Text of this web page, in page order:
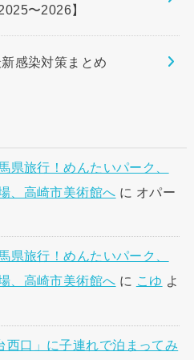
〜2026】
感染対策まとめ
県旅行！めんたいパーク、
、高崎市美術館へ に オパー
県旅行！めんたいパーク、
、高崎市美術館へ に こゆ よ
西口」に子連れで泊まってみ